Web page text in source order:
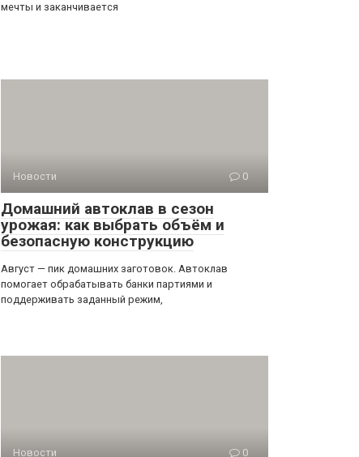
мечты и заканчивается
Новости 0
Домашний автоклав в сезон
урожая: как выбрать объём и
безопасную конструкцию
Август — пик домашних заготовок. Автоклав
помогает обрабатывать банки партиями и
поддерживать заданный режим,
Новости 0